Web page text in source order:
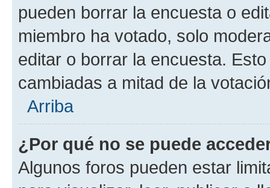
pueden borrar la encuesta o
miembro ha votado, solo
editar o borrar la encuesta.
cambiadas a mitad de la
Arriba
¿Por qué no se puede
Algunos foros pueden estar